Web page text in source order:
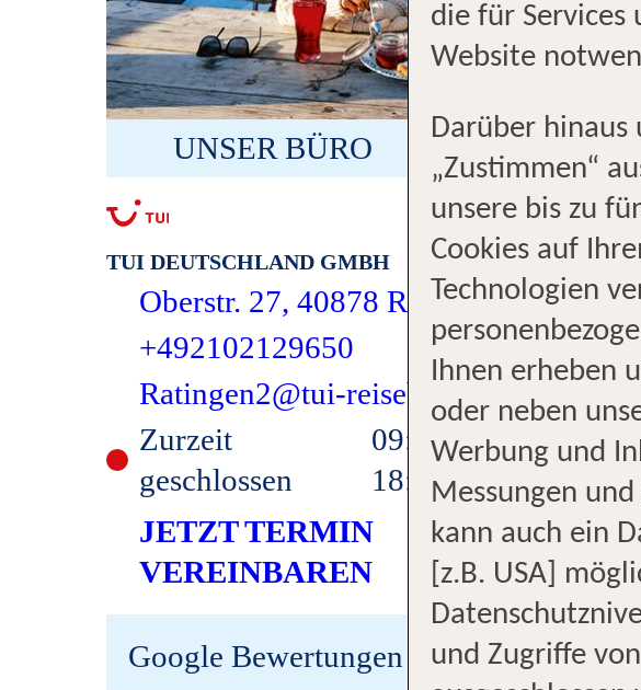
UNSER BÜRO UNSER
TUI DEUTSCHLAND GMBH
Oberstr. 27, 40878 Ratingen
+492102129650
Ratingen2@tui-reisebuero.de
Zurzeit
geschlossen
09:00-
18:00
JETZT TERMIN
VEREINBAREN
Ihr
Google Bewertungen
die für Services
Website
Darüber
„Zustimmen“
unsere bis zu
Cookies auf
Technologien
Ihnen erheben
oder neben
Werbung und
Messungen
kann auch ein
[z.B. USA]
und Zugriffe